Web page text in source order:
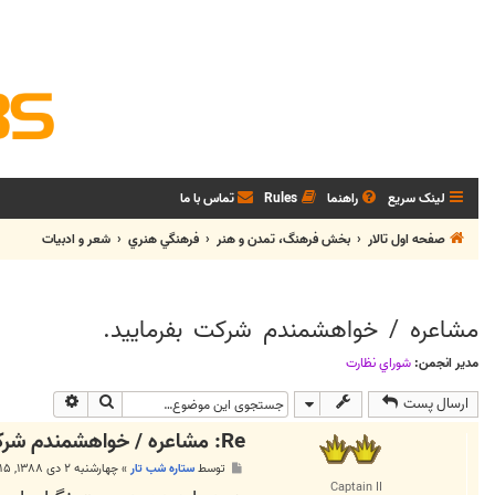
لینک سریع راهنما Rules تماس با ما
صفحه اول تالار
بخش فرهنگ، تمدن و هنر فرهنگي هنري شعر و ادبيات
مشاعره / خواهشمندم شرکت بفرماييد.
مدیر انجمن: شوراي نظارت
ارسال پست جستجو
Captain II
Re: مشاعره / خواهشمندم شرکت بفرماييد.
توسطستاره شب تار»چهارشنبه ۲ دی ۱۳۸۸, ۱۰:۱۵ ب.ظ